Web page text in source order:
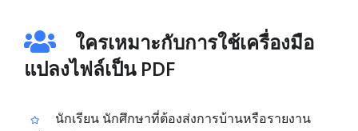
ใครเหมาะกับการใช้เครื่องมือ
แปลงไฟล์เป็น PDF
นักเรียน นักศึกษาที่ต้องส่งการบ้านหรือรายงาน